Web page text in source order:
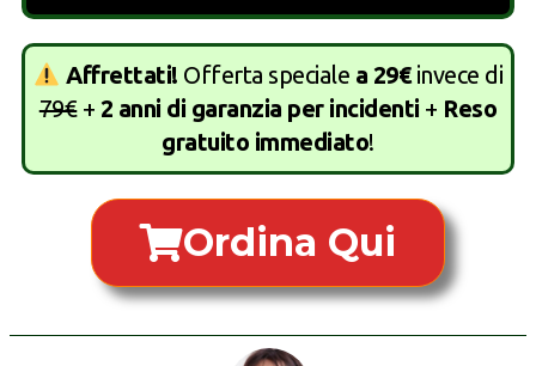
Affrettati! Offerta speciale a 29€invece di
79€+ 2 anni di garanzia per incidenti + Reso
gratuito immediato!
Ordina Qui